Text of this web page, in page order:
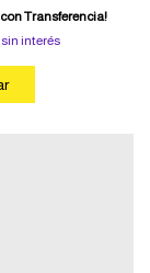
conTransferencia!
sin interés